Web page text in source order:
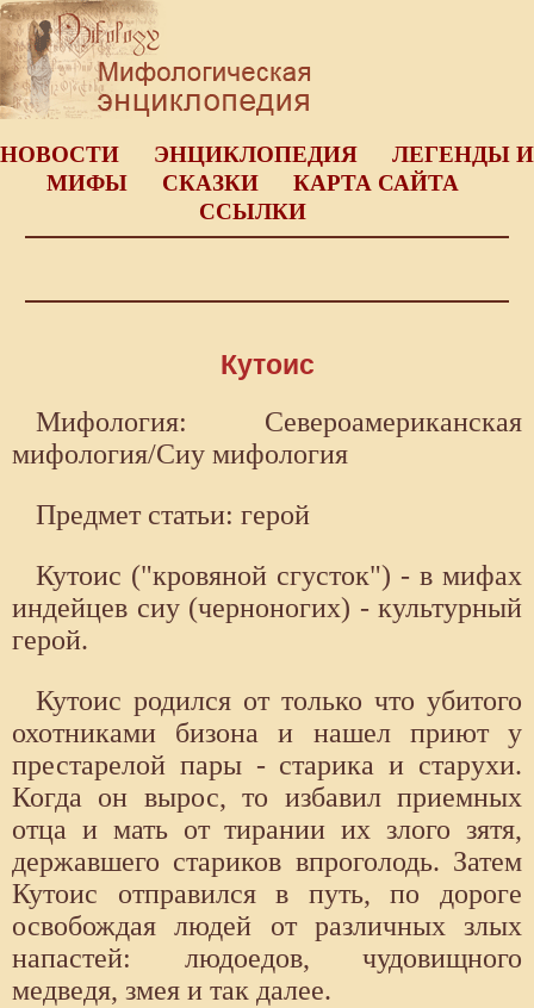
НОВОСТИ ЭНЦИКЛОПЕДИЯ
ЛЕГЕНДЫ И
МИФЫ
СКАЗКИ
КАРТА САЙТА
ССЫЛКИ
Кутоис
Мифология: Североамериканская
мифология/Сиу мифология
Предмет статьи: герой
Кутоис ("кровяной сгусток") - в мифах
индейцев сиу (черноногих) - культурный
герой.
Кутоис родился от только что убитого
охотниками бизона и нашел приют у
престарелой пары - старика и старухи.
Когда он вырос, то избавил приемных
отца и мать от тирании их злого зятя,
державшего стариков впроголодь. Затем
Кутоис отправился в путь, по дороге
освобождая людей от различных злых
напастей: людоедов, чудовищного
медведя, змея и так далее.